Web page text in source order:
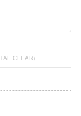
CLEAR)